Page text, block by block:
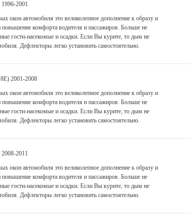
2001
окон автомобиля это великолепное дополнение к образу и
повышение комфорта водителя и пассажиров. Больше не
гости-насекомые и осадки. Если Вы курите, то дым не
Дефлекторы легко установить самостоятельно.
2001-2008
окон автомобиля это великолепное дополнение к образу и
повышение комфорта водителя и пассажиров. Больше не
гости-насекомые и осадки. Если Вы курите, то дым не
Дефлекторы легко установить самостоятельно.
2011
окон автомобиля это великолепное дополнение к образу и
повышение комфорта водителя и пассажиров. Больше не
гости-насекомые и осадки. Если Вы курите, то дым не
Дефлекторы легко установить самостоятельно.